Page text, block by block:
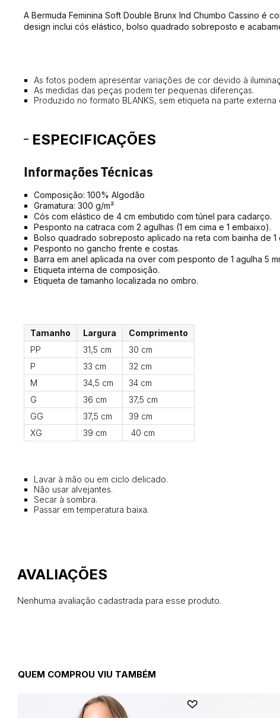
A Bermuda Feminina Soft Double Brunx Ind Chumbo Cassino
design inclui cós elástico, bolso quadrado sobreposto e
As fotos podem apresentar variações de cor devido à
As medidas das peças podem ter pequenas diferenças.
Produzido no formato BLANKS, sem etiqueta na parte externa
ESPECIFICAÇÕES
Informações Técnicas
Composição: 100% Algodão
Gramatura: 300 g/m²
Cós com elástico de 4 cm embutido com túnel para cadarço.
Pesponto na catraca com 2 agulhas (1 em cima e 1 embaixo).
Bolso quadrado sobreposto aplicado na reta com bainha de 1
Pesponto no gancho frente e costas.
Barra em anel aplicada na over com pesponto de 1 agulha 5
Etiqueta interna de composição.
Etiqueta de tamanho localizada no ombro.
Tamanho Largura
Comprimento
PP
31,5 cm
30 cm
P
33 cm
32 cm
M
34,5 cm
34 cm
G
36 cm
37,5 cm
GG
37,5 cm
39 cm
XG
39 cm 40 cm
Lavar à mão ou em ciclo delicado.
Não usar alvejantes.
Secar à sombra.
Passar em temperatura baixa.
Nenhuma avaliação cadastrada para esse produto.
QUEM COMPROU VIU TAMBÉM